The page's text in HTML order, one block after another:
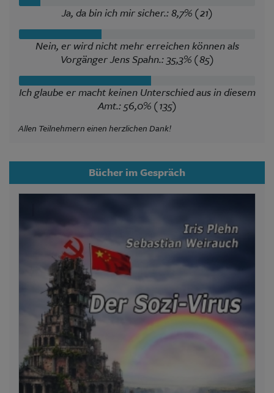
Ja, da bin ich mir sicher.: 8,7% (21)
Nein, er wird nicht mehr erreichen können als
Vorgänger Jens Spahn.: 35,3% (85)
Ich glaube er macht keinen Unterschied aus in diesem
Amt.: 56,0% (135)
Allen Teilnehmern einen herzlichen Dank!
Bücher im Gespräch